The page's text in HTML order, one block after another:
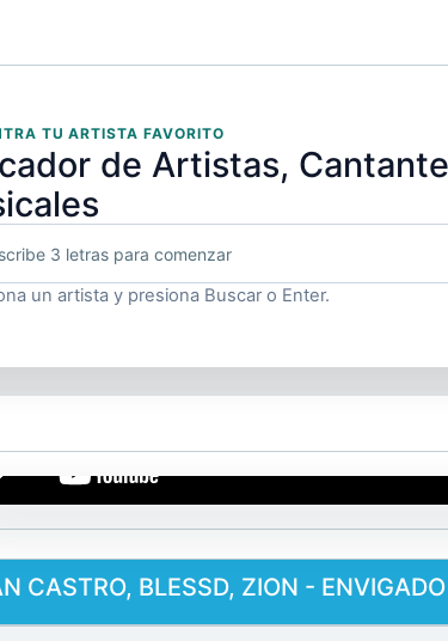
TU ARTISTA FAVORITO
de Artistas,
un artista y presiona Buscar o Enter.
CASTRO, BLESSD, ZION -